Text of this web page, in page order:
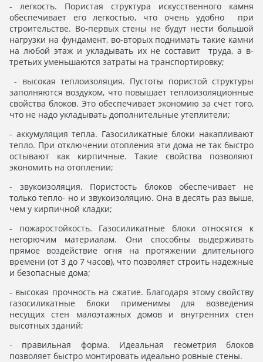
- легкость. Пористая структура искусственного камня
обеспечивает его легкостью, что очень удобно при
строительстве. Во-первых стены не будут нести большой
нагрузки на фундамент, во-вторых поднимать такие камни
на любой этаж и укладывать их не составит труда, а в-
третьих уменьшаются затраты на транспортировку;
- высокая теплоизоляция. Пустоты пористой структуры
заполняются воздухом, что повышает теплоизоляционные
свойства блоков. Это обеспечивает экономию за счет того,
что не надо укладывать дополнительные утеплители;
- аккумуляция тепла. Газосиликатные блоки накапливают
тепло. При отключении отопления эти дома не так быстро
остывают как кирпичные. Такие свойства позволяют
экономить на отоплении;
- звукоизоляция. Пористость блоков обеспечивает не
только тепло- но и звукоизоляцию. Она в десять раз выше,
чем у кирпичной кладки;
- пожаростойкость. Газосиликатные блоки относятся к
негорючим материалам. Они способны выдерживать
прямое воздействие огня на протяжении длительного
времени (от 3 до 7 часов), что позволяет строить надежные
и безопасные дома;
- высокая прочность на сжатие. Благодаря этому свойству
газосиликатные блоки применимы для возведения
несущих стен малоэтажных домов и внутренних стен
высотных зданий;
- правильная форма. Идеальная геометрия блоков
позволяет быстро монтировать идеально ровные стены.